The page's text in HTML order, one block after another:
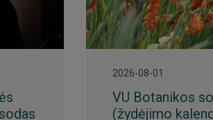
2026-08-01
VU Botanikos
(žydėjimo